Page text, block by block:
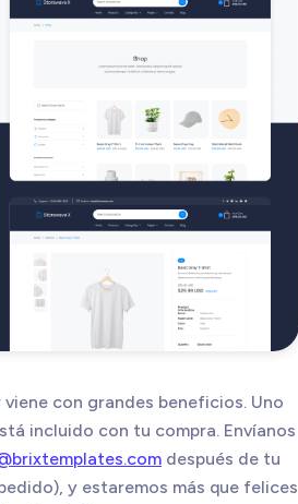
con grandes beneficios. Uno
incluido con tu compra. Envíanos
después de tu
y estaremos más que felices